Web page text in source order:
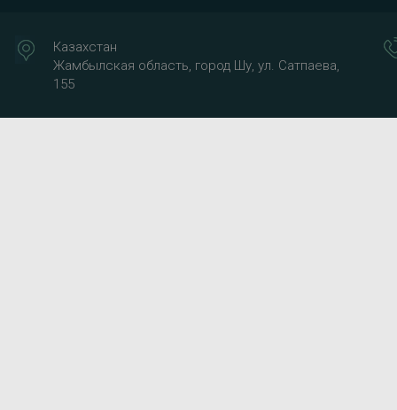
Казахстан
Жамбылская область, город Шу, ул. Сатпаева,
155